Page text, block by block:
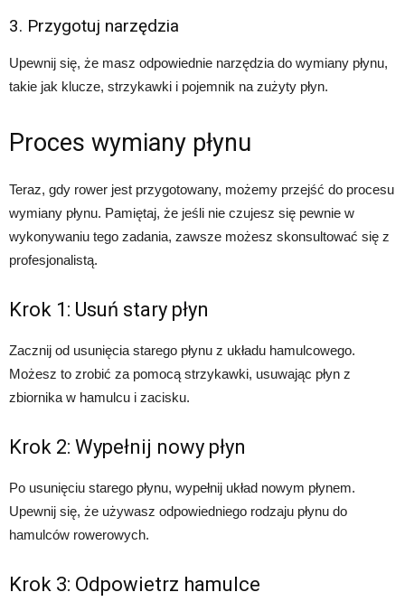
3. Przygotuj narzędzia
Upewnij się, że masz odpowiednie narzędzia do wymiany płynu,
takie jak klucze, strzykawki i pojemnik na zużyty płyn.
Proces wymiany płynu
Teraz, gdy rower jest przygotowany, możemy przejść do procesu
wymiany płynu. Pamiętaj, że jeśli nie czujesz się pewnie w
wykonywaniu tego zadania, zawsze możesz skonsultować się z
profesjonalistą.
Krok 1: Usuń stary płyn
Zacznij od usunięcia starego płynu z układu hamulcowego.
Możesz to zrobić za pomocą strzykawki, usuwając płyn z
zbiornika w hamulcu i zacisku.
Krok 2: Wypełnij nowy płyn
Po usunięciu starego płynu, wypełnij układ nowym płynem.
Upewnij się, że używasz odpowiedniego rodzaju płynu do
hamulców rowerowych.
Krok 3: Odpowietrz hamulce